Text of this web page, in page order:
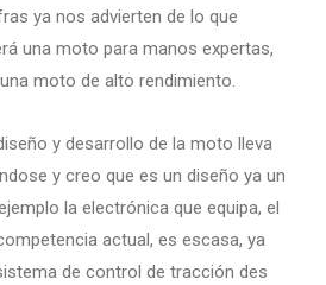
ya nos advierten de lo que
una moto para manos expertas,
moto de alto rendimiento.
y desarrollo de la moto lleva
y creo que es un diseño ya un
la electrónica que equipa, el
actual, es escasa, ya
de control de tracción des